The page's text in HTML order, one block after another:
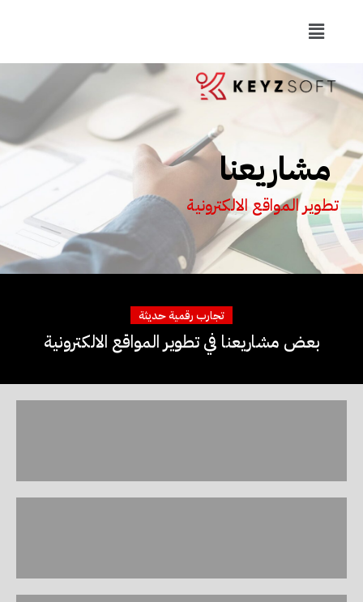
مشاريعنا
تطوير المواقع الالكترونية
تجارب رقمية حديثة
بعض مشاريعنا في تطوير المواقع الالكترونية